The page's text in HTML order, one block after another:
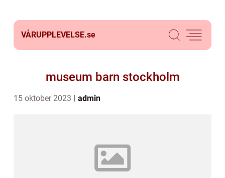
VÅRUPPLEVELSE.se
museum barn stockholm
15 oktober 2023 admin